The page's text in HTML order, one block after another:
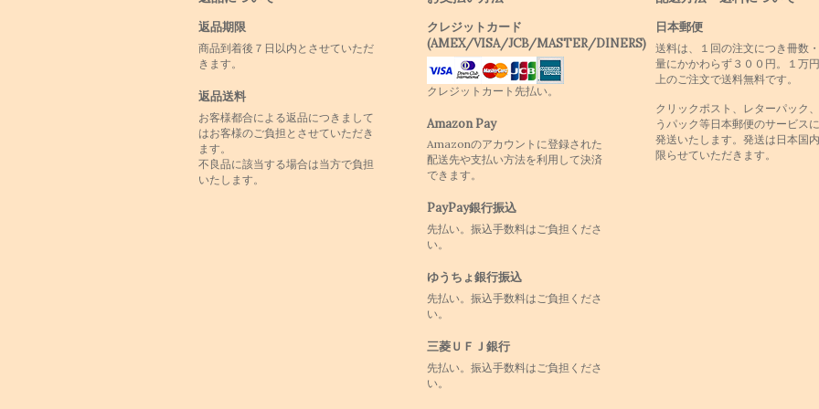
返品期限
商品到着後７日以内とさせていただ
きます。
返品送料
お客様都合による返品につきまして
はお客様のご負担とさせていただき
ます。
不良品に該当する場合は当方で負担
いたします。
クレジットカード
(AMEX/VISA/JCB/MASTER/DINERS)
クレジットカート先払い。
Amazon Pay
Amazonのアカウントに登録された
配送先や支払い方法を利用して決済
できます。
PayPay銀行振込
先払い。振込手数料はご負担くださ
い。
ゆうちょ銀行振込
先払い。振込手数料はご負担くださ
い。
三菱ＵＦＪ銀行
先払い。振込手数料はご負担くださ
い。
日本郵便
送料は、１回の注文につき冊数
量にかかわらず３００円。１万
上のご注文で送料無料です。
クリックポスト、レターパック
うパック等日本郵便のサービス
発送いたします。発送は日本国
限らせていただきます。